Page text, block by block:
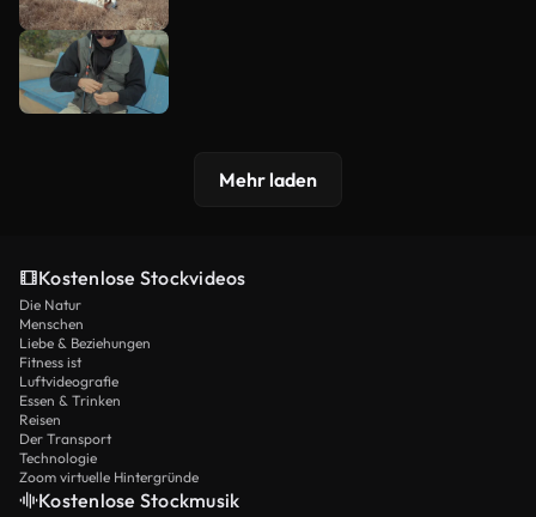
Mehr laden
Kostenlose Stockvideos
Die Natur
Menschen
Liebe & Beziehungen
Fitness ist
Luftvideografie
Essen & Trinken
Reisen
Der Transport
Technologie
Zoom virtuelle Hintergründe
Kostenlose Stockmusik